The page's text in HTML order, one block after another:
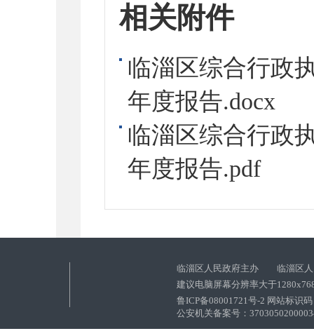
相关附件
临淄区综合行政
年度报告.docx
临淄区综合行政
年度报告.pdf
临淄区人民政府主办 临淄区人
建议电脑屏幕分辨率大于
鲁ICP备08001721号-2 网站标识
公安机关备案号：